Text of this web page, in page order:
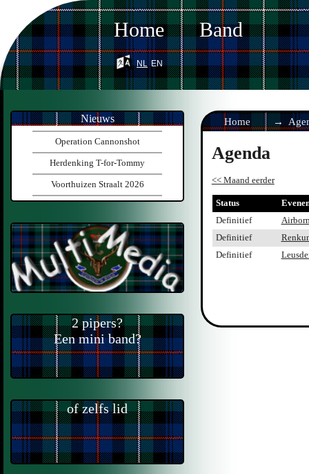
Home Band
nl en
Home
Agenda
<< Maand eerder
Status
Definitief
Definitief
Definitief
Nieuws
Operation Cannonshot
Herdenking T-for-Tommy
Voorthuizen Straalt 2026
2 pipers?
Een mini band?
of zelfs lid